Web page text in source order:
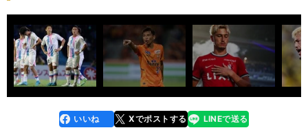
faceboo
k
いいね Xでポストする
line LINEで送る